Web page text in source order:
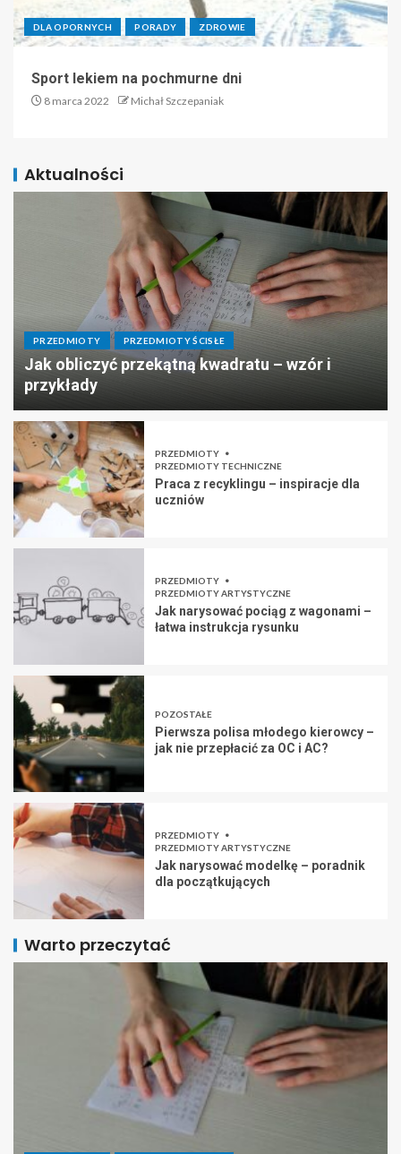
DLA OPORNYCH PORADY ZDROWIE
Sport lekiem na pochmurne dni
8 marca 2022 Michał Szczepaniak
Aktualności
PRZEDMIOTY PRZEDMIOTY ŚCISŁE
Jak obliczyć przekątną kwadratu – wzór i
przykłady
PRZEDMIOTY
PRZEDMIOTY TECHNICZNE
Praca z recyklingu – inspiracje dla
uczniów
PRZEDMIOTY
PRZEDMIOTY ARTYSTYCZNE
Jak narysować pociąg z wagonami –
łatwa instrukcja rysunku
POZOSTAŁE
Pierwsza polisa młodego kierowcy –
jak nie przepłacić za OC i AC?
PRZEDMIOTY
PRZEDMIOTY ARTYSTYCZNE
Jak narysować modelkę – poradnik
dla początkujących
Warto przeczytać